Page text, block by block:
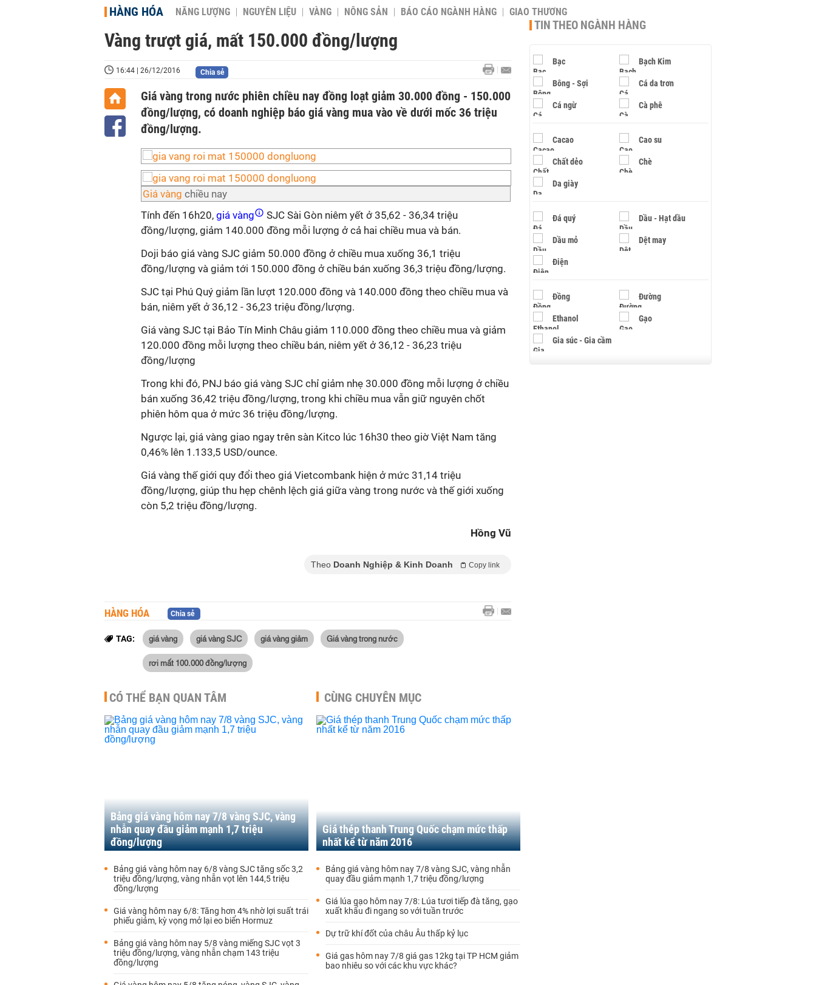
HÀNG HÓA NĂNG LƯỢNG NGUYÊN LIỆU VÀNG NÔNG SẢN BÁO CÁO NGÀNH HÀNG GIAO THƯƠNG
Vàng trượt giá, mất 150.000 đồng/lượng
16:44 | 26/12/2016 Chia sẻ
Giá vàng trong nước phiên chiều nay đồng loạt giảm 30.000 đồng - 150.000
đồng/lượng, có doanh nghiệp báo giá vàng mua vào về dưới mốc 36 triệu
đồng/lượng.
Giá vàng chiều nay
Tính đến 16h20, giá vàng
SJC Sài Gòn niêm yết ở 35,62 - 36,34 triệu
đồng/lượng, giảm 140.000 đồng mỗi lượng ở cả hai chiều mua và bán.
Doji báo giá vàng SJC giảm 50.000 đồng ở chiều mua xuống 36,1 triệu
đồng/lượng và giảm tới 150.000 đồng ở chiều bán xuống 36,3 triệu đồng/lượng.
SJC tại Phú Quý giảm lần lượt 120.000 đồng và 140.000 đồng theo chiều mua và
bán, niêm yết ở 36,12 - 36,23 triệu đồng/lượng.
Giá vàng SJC tại Bảo Tín Minh Châu giảm 110.000 đồng theo chiều mua và giảm
120.000 đồng mỗi lượng theo chiều bán, niêm yết ở 36,12 - 36,23 triệu
đồng/lượng
Trong khi đó, PNJ báo giá vàng SJC chỉ giảm nhẹ 30.000 đồng mỗi lượng ở chiều
bán xuống 36,42 triệu đồng/lượng, trong khi chiều mua vẫn giữ nguyên chốt
phiên hôm qua ở mức 36 triệu đồng/lượng.
Ngược lại, giá vàng giao ngay trên sàn Kitco lúc 16h30 theo giờ Việt Nam tăng
0,46% lên 1.133,5 USD/ounce.
Giá vàng thế giới quy đổi theo giá Vietcombank hiện ở mức 31,14 triệu
đồng/lượng, giúp thu hẹp chênh lệch giá giữa vàng trong nước và thế giới xuống
còn 5,2 triệu đồng/lượng.
Hồng Vũ
Theo Doanh Nghiệp & Kinh Doanh Copy link
HÀNG HÓA Chia sẻ
TAG: giá vàng giá vàng SJC giá vàng giảm Giá vàng trong nước
rơi mất 100.000 đồng/lượng
CÓ THỂ BẠN QUAN TÂM
Bảng giá vàng hôm nay 7/8 vàng SJC, vàng
nhẫn quay đầu giảm mạnh 1,7 triệu
đồng/lượng
Bảng giá vàng hôm nay 6/8 vàng SJC tăng sốc 3,2
triệu đồng/lượng, vàng nhẫn vọt lên 144,5 triệu
đồng/lượng
Giá vàng hôm nay 6/8: Tăng hơn 4% nhờ lợi suất trái
phiếu giảm, kỳ vọng mở lại eo biển Hormuz
Bảng giá vàng hôm nay 5/8 vàng miếng SJC vọt 3
triệu đồng/lượng, vàng nhẫn chạm 143 triệu
đồng/lượng
CÙNG CHUYÊN MỤC
Giá thép thanh Trung Quốc chạm mức thấp
nhất kể từ năm 2016
Bảng giá vàng hôm nay 7/8 vàng SJC, vàng nhẫn
quay đầu giảm mạnh 1,7 triệu đồng/lượng
Giá lúa gạo hôm nay 7/8: Lúa tươi tiếp đà tăng, gạo
xuất khẩu đi ngang so với tuần trước
Dự trữ khí đốt của châu Âu thấp kỷ lục
Giá gas hôm nay 7/8 giá gas 12kg tại TP HCM giảm
bao nhiêu so với các khu vực khác?
TIN THEO NGÀNH HÀNG
Bạc Bạch Kim
Bông - Sợi Cá da trơn
Cá ngừ Cà phê
Cacao Cao su
Chất dẻo Chè
Da giày
Đá quý Dầu - Hạt dầu
Dầu mỏ Dệt may
Điện
Đồng Đường
Ethanol Gạo
Gia súc - Gia cầm